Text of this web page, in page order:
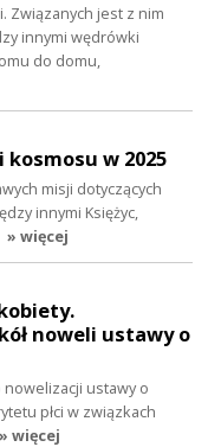
Związanych jest z nim
innymi wędrówki
do domu,
w 2025
misji dotyczących
innymi Księżyc,
» więcej
noweli ustawy o
ustawy o
płci w związkach
» więcej